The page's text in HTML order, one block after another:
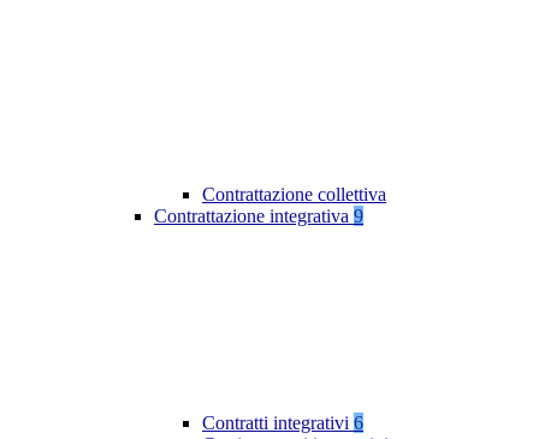
Contrattazione collettiva
Contrattazione integrativa 9
Contratti integrativi 6